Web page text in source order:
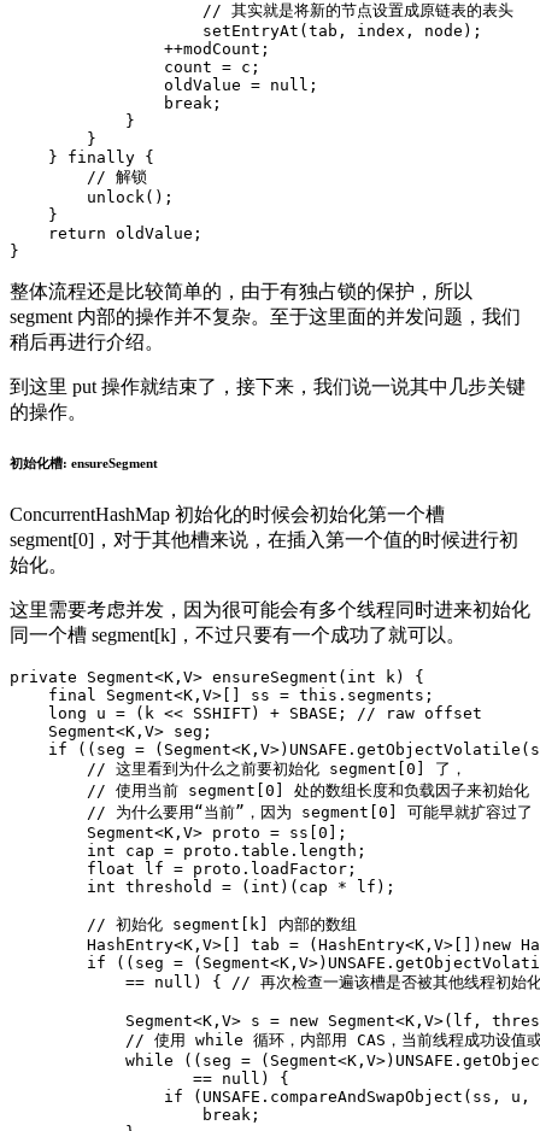
// 其实就是将新的节点设置成原链表的表头
setEntryAt ( tab , index , node ) ;
++modCount ;
count = c ;
oldValue = null ;
break ;
}
}
}
finally {
// 解锁
unlock() ;
}
return oldValue ;
}
整体流程还是比较简单的，由于有独占锁的保护，所以
segment 内部的操作并不复杂。至于这里面的并发问题，我们
稍后再进行介绍。
到这里 put 操作就结束了，接下来，我们说一说其中几步关键
的操作。
初始化槽: ensureSegment
ConcurrentHashMap 初始化的时候会初始化第一个槽
segment[0]，对于其他槽来说，在插入第一个值的时候进行初
始化。
这里需要考虑并发，因为很可能会有多个线程同时进来初始化
同一个槽 segment[k]，不过只要有一个成功了就可以。
private Segment<K , V> ensureSegment ( int k)
{
final
Segment<K , V> ss = this . segments ;
long
u = ( k << SSHIFT) + SBASE ; // raw offset
Segment<K , V> seg ;
if
(( seg = ( Segment<K , V>) UNSAFE . getObjectVolatile (
// 这里看到为什么之前要初始化 segment 0 了 ，
// 使用当前 segment 0 处的数组长度和负载因子来初始化
//
为什么要用 “当前”， 因为 segment 0
可能早就扩容过了
Segment<K , V> proto = ss 0
;
int
cap = proto . table . length ;
float
lf = proto . loadFactor ;
int threshold = ( int )( cap * lf );
// 初始化 segment k
内部的数组
HashEntry<K , V> tab = ( HashEntry<K , V> ) new
if
(( seg = ( Segment<K , V>) UNSAFE .
== null ) { // 再次检查一遍该槽是否被其他线程初始
Segment<K , V> s = new Segment<K , V>( lf ,
// 使用 while 循环 ， 内部用 CAS ， 当前线程成功设值
while
(( seg = ( Segment<K , V>) UNSAFE .
== null )
{
if
( UNSAFE . compareAndSwapObject ( ss , u ,
break ;